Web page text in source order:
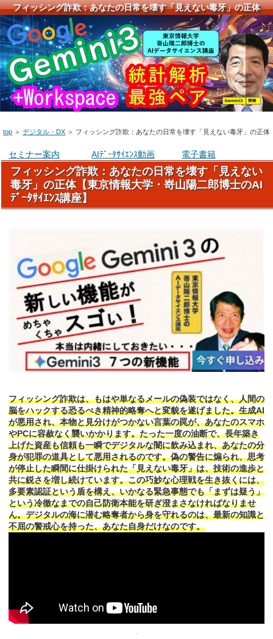
フィッシング詐欺：あなたの日常を壊す「見えない毒牙」の正体
top ＞ デジタル・DX ＞ フィッシング詐欺：あなたの日常を壊す「見えない毒牙」の正体
セミナー案内 AIﾃﾞｰﾀｻｲｴﾝｽ動画 電子書籍
フィッシング詐欺：あなたの日常を壊す「見えない
毒牙」の正体【東京情報大学・嵜山陽二郎博士のAI
ﾃﾞｰﾀｻｲｴﾝｽ講座】
フィッシング詐欺は、もはや単なるメールの偽装ではなく、人間の
脳をハックする恐るべき精神的略奪へと変貌を遂げました。生成AI
が悪用され、本物と見分けがつかない言葉の罠が、あなたのスマホ
やPCに容赦なく襲いかかります。たった一度の油断で、長年築き
上げた資産も信頼も一瞬でデジタルな闇に飲み込まれ、あなたの分
身が犯罪の道具として悪用されるのです。偽の警告に煽られ、思考
が停止した瞬間に仕掛けられた「見えない毒牙」は、技術の進歩と
共に鋭さを増し続けています。この巧妙な心理戦を生き抜くには、
多要素認証という盾を構え、いかなる緊急事態でも「まずは疑う」
という冷徹なまでの自己防衛本能を研ぎ澄まさなければなりませ
ん。デジタルの海に潜む略奪者から身を守れるのは、最新の知識と
不屈の警戒心を持った、あなた自身だけなのです。